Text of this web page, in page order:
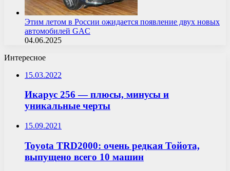
Этим летом в России ожидается появление двух новых
автомобилей GAC
04.06.2025
Интересное
15.03.2022
Икарус 256 — плюсы, минусы и
уникальные черты
15.09.2021
Toyota TRD2000: очень редкая Тойота,
выпущено всего 10 машин